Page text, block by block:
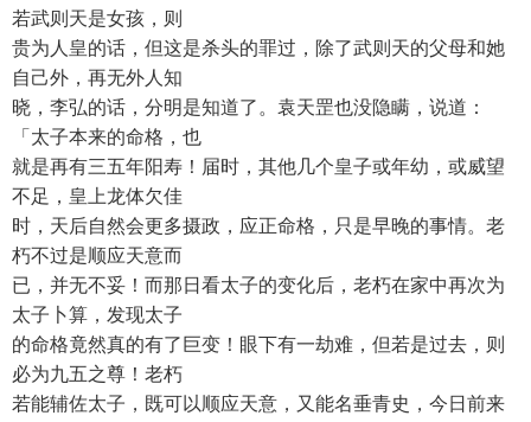
若武则天是女孩，则
贵为人皇的话，但这是杀头的罪过，除了武则天的父母和她
自己外，再无外人知
晓，李弘的话，分明是知道了。袁天罡也没隐瞒，说道：
「太子本来的命格，也
就是再有三五年阳寿！届时，其他几个皇子或年幼，或威望
不足，皇上龙体欠佳
时，天后自然会更多摄政，应正命格，只是早晚的事情。老
朽不过是顺应天意而
已，并无不妥！而那日看太子的变化后，老朽在家中再次为
太子卜算，发现太子
的命格竟然真的有了巨变！眼下有一劫难，但若是过去，则
必为九五之尊！老朽
若能辅佐太子，既可以顺应天意，又能名垂青史，今日前来